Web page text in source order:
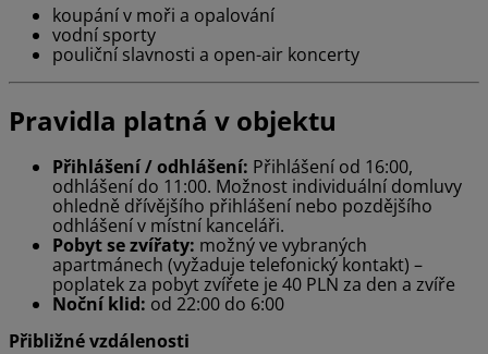
koupání v moři a opalování
vodní sporty
pouliční slavnosti a open-air koncerty
Pravidla platná v objektu
Přihlášení / odhlášení: Přihlášení od 16:00,
odhlášení do 11:00. Možnost individuální domluvy
ohledně dřívějšího přihlášení nebo pozdějšího
odhlášení v místní kanceláři.
Pobyt se zvířaty: možný ve vybraných
apartmánech (vyžaduje telefonický kontakt) –
poplatek za pobyt zvířete je 40 PLN za den a zvíře
Noční klid: od 22:00 do 6:00
Přibližné vzdálenosti